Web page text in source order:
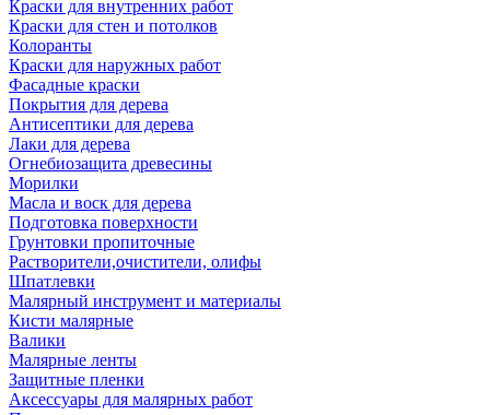
Краски для внутренних работ
Краски для стен и потолков
Колоранты
Краски для наружных работ
Фасадные краски
Покрытия для дерева
Антисептики для дерева
Лаки для дерева
Огнебиозащита древесины
Морилки
Масла и воск для дерева
Подготовка поверхности
Грунтовки пропиточные
Растворители,очистители, олифы
Шпатлевки
Малярный инструмент и материалы
Кисти малярные
Валики
Малярные ленты
Защитные пленки
Аксессуары для малярных работ